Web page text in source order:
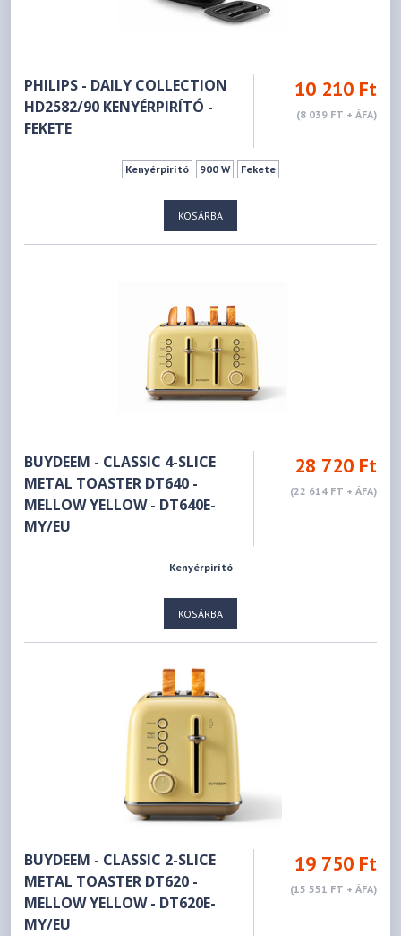
PHILIPS - DAILY COLLECTION
HD2582/90 KENYÉRPIRÍTÓ -
FEKETE
10 210 Ft
(8 039 FT + ÁFA)
Kenyérpirító 900 W Fekete
KOSÁRBA
BUYDEEM - CLASSIC 4-SLICE
METAL TOASTER DT640 -
MELLOW YELLOW - DT640E-
MY/EU
28 720 Ft
(22 614 FT + ÁFA)
Kenyérpirító
KOSÁRBA
BUYDEEM - CLASSIC 2-SLICE
METAL TOASTER DT620 -
MELLOW YELLOW - DT620E-
MY/EU
19 750 Ft
(15 551 FT + ÁFA)